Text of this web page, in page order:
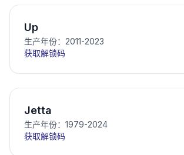
Up
生产年份：2011-2023
获取解锁码
Jetta
生产年份：1979-2024
获取解锁码